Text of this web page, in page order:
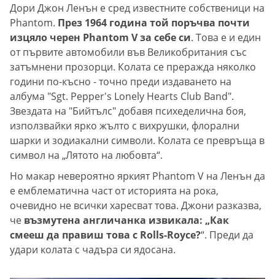
Дори Джон Ленън е сред известните собственици на
Phantom. През 1964 година той поръчва почти
изцяло черен Phantom V за себе си. Това е и един
от първите автомобили във Великобритания със
затъмнени прозорци. Колата се преражда няколко
години по-късно - точно преди издаването на
албума "Sgt. Pepper's Lonely Hearts Club Band".
Звездата на "Бийтълс" добавя психеделична боя,
използвайки ярко жълто с вихрушки, флорални
шарки и зодиакални символи. Колата се превръща в
символ на „Лятото на любовта“.
Но макар невероятно яркият Phantom V на Ленън да
е емблематична част от историята на рока,
очевидно не всички харесват това. Джони разказва,
че възмутена англичанка извикала: „Как
смееш да правиш това с Rolls-Royce?“. Преди да
удари колата с чадъра си ядосана.